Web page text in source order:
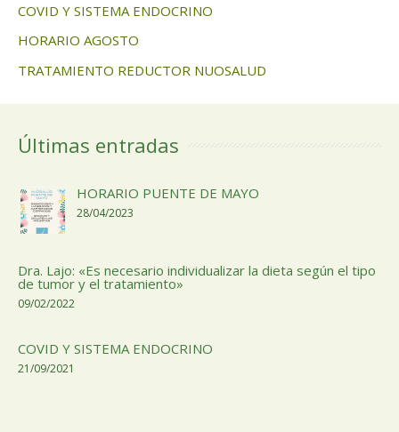
COVID Y SISTEMA ENDOCRINO
HORARIO AGOSTO
TRATAMIENTO REDUCTOR NUOSALUD
Últimas entradas
HORARIO PUENTE DE MAYO
28/04/2023
Dra. Lajo: «Es necesario individualizar la dieta según el tipo
de tumor y el tratamiento»
09/02/2022
COVID Y SISTEMA ENDOCRINO
21/09/2021